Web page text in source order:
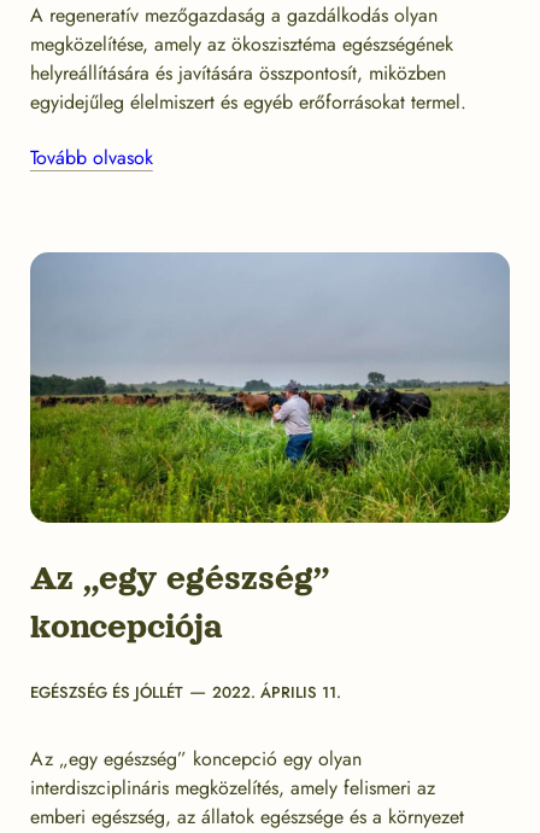
A regeneratív mezőgazdaság a gazdálkodás olyan
megközelítése, amely az ökoszisztéma egészségének
helyreállítására és javítására összpontosít, miközben
egyidejűleg élelmiszert és egyéb erőforrásokat termel.
Tovább olvasok
Az „egy egészség”
koncepciója
Categories
EGÉSZSÉG ÉS JÓLLÉT Post
2022. ÁPRILIS 11.
Az „egy egészség” koncepció egy olyan
interdiszciplináris megközelítés, amely felismeri az
emberi egészség, az állatok egészsége és a környezet